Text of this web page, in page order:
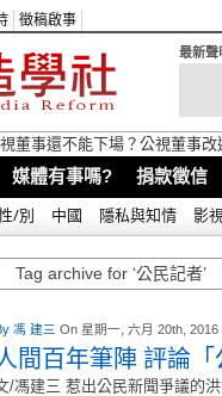
徵稿啟事
最新聲
董事還不能下場？公視董事
媒體有事嗎? 捐款徵信
/別 中國 隱私與知情 影
Tag archive for ‘公民記者’
馮 建三 On 星期一, 六月 20th, 2016
間百年筆陣 評論
/馮建三 惹出公民新聞爭議的